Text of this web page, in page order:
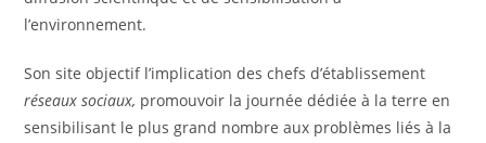
l’environnement.
Son site objectif l’implication des chefs d’établissement
réseaux sociaux, promouvoir la journée dédiée à la terre en
sensibilisant le plus grand nombre aux problèmes liés à la